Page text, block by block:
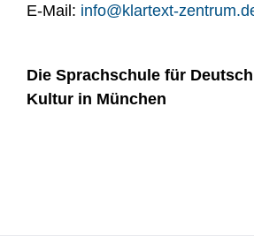
E-Mail: info@klartext-
Die Sprachschule für
Kultur in München